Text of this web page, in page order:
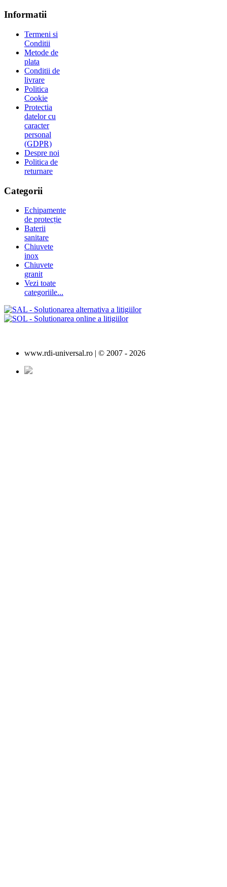
Informatii
Termeni si
Conditii
Metode de
plata
Conditii de
livrare
Politica
Cookie
Protectia
datelor cu
caracter
personal
(GDPR)
Despre noi
Politica de
returnare
Categorii
Echipamente
de protecție
Baterii
sanitare
Chiuvete
inox
Chiuvete
granit
Vezi toate
categoriile...
www.rdi-universal.ro | © 2007 - 2026